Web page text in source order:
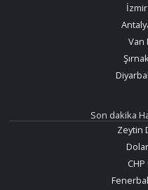
Van
Son dakika
Zeytin